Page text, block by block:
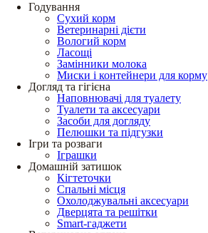
Годування
Сухий корм
Ветеринарні дієти
Вологий корм
Ласощі
Замінники молока
Миски і контейнери для корму
Догляд та гігієна
Наповнювачі для туалету
Туалети та аксесуари
Засоби для догляду
Пелюшки та підгузки
Ігри та розваги
Іграшки
Домашній затишок
Кігтеточки
Спальні місця
Охолоджувальні аксесуари
Дверцята та решітки
Smart-гаджети